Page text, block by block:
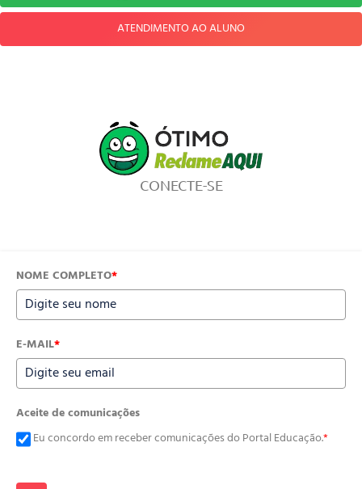
ATENDIMENTO AO ALUNO
CONECTE-SE
NOME COMPLETO*
E-MAIL*
Aceite de comunicações
Eu concordo em receber comunicações do Portal Educação.*